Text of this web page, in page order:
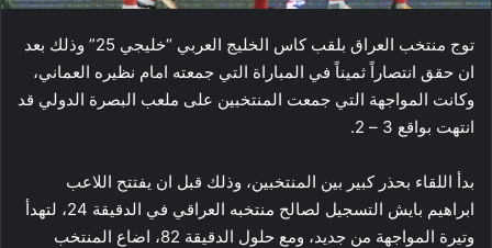
توج منتخب ​العراق​ بلقب ​كاس الخليج العربي​ “خليجي 25” وذلك بعد
ان حقق انتصاراً ثميناً في المباراة التي جمعته امام نظيره ال​عمان​ي،
وكانت المواجهة التي جمعت المنتخبين على ملعب البصرة الدولي قد
انتهت بواقع 3 – 2.
بدأ اللقاء بحذر كبير بين المنتخبين، وذلك قبل ان يفتتح اللاعب
ابراهيم بايش التسجيل لصالح منتخبه العراقي في الدقيقة 24، لتهدأ
وتيرة المواجهة من جديد، ومع حلول الدقيقة 82، اضاع المنتخب